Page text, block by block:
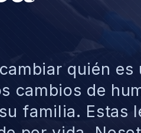
quién
cambios de
familia. Estas